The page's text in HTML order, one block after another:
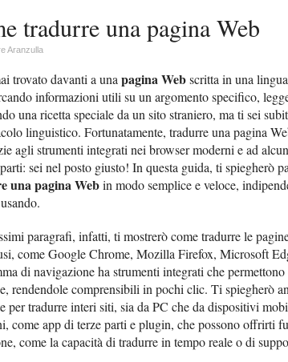
tradurre una pagina Web
Aranzulla
trovato davanti a una pagina Webscritta in una
informazioni utili su un argomento specifico,
una ricetta speciale da un sito straniero, ma ti sei
linguistico. Fortunatamente, tradurre una pagina
agli strumenti integrati nei browser moderni e ad
sei nel posto giusto! In questa guida, ti spiegherò
una pagina Webin modo semplice e veloce,
paragrafi, infatti, ti mostrerò come tradurre le
come Google Chrome, Mozilla Firefox, Microsoft
di navigazione ha strumenti integrati che
rendendole comprensibili in pochi clic. Ti spiegherò
per tradurre interi siti, sia da PC che da dispositivi
come app di terze parti e plugin, che possono offrirti
come la capacità di tradurre in tempo reale o di